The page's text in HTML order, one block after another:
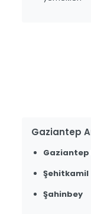
Gaziantep
Gaziantep
Şehitkamil
Şahinbey